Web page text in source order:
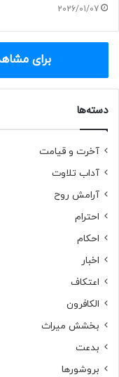
دشمنان اسلام
شیخ احمد جام
صحرای محشر
2026/01/07
برای
دسته‌ها
آخرت و قیامت
آداب تلاوت
آرامش روح
احترام
احکام
اخبار
اعتکاف
الکافرون
بخشش میراث
بدعت
بروشورها